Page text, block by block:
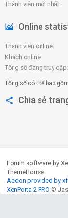
Thành viên mới nhất
Online
Thành viên online
Khách online
Tổng số đang truy cập
Tổng số có thể bao
Chia sẻ
Forum software by
ThemeHouse
Addon provided by
XenPorta 2 PRO ©